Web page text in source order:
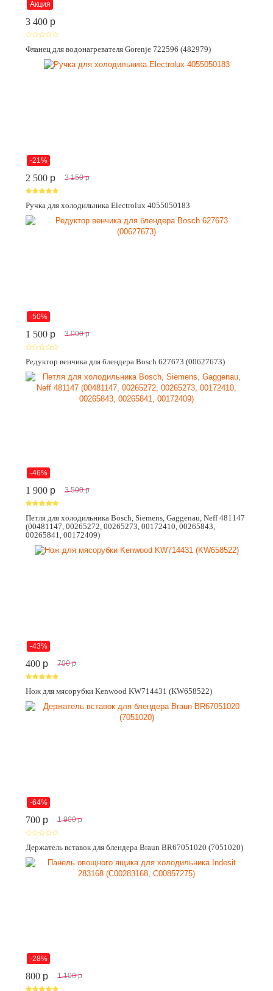
Акция
3 400 p
Фланец для водонагревателя Gorenje 722596 (482979)
-21%
2 500 p 3 150 p
Ручка для холодильника Electrolux 4055050183
-50%
1 500 p 3 000 p
Редуктор венчика для блендера Bosch 627673 (00627673)
-46%
1 900 p 3 500 p
Петля для холодильника Bosch, Siemens, Gaggenau, Neff 481147
(00481147, 00265272, 00265273, 00172410, 00265843,
00265841, 00172409)
-43%
400 p 700 p
Нож для мясорубки Kenwood KW714431 (KW658522)
-64%
700 p 1 900 p
Держатель вставок для блендера Braun BR67051020 (7051020)
-28%
800 p 1 100 p